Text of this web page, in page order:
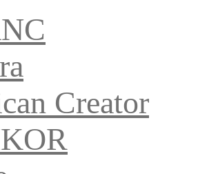
Creator